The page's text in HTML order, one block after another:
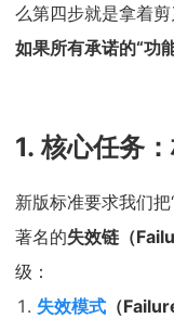
么第四步就是拿着
如果所有承诺的“功
1.核心任务
新版标准要求我们
著名的失效链（
级：
失效模式 （